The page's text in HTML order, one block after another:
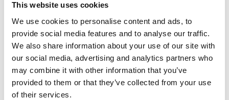
This website uses cookies
We use cookies to personalise content and ads, to
provide social media features and to analyse our traffic.
We also share information about your use of our site with
our social media, advertising and analytics partners who
may combine it with other information that you’ve
provided to them or that they’ve collected from your use
of their services.